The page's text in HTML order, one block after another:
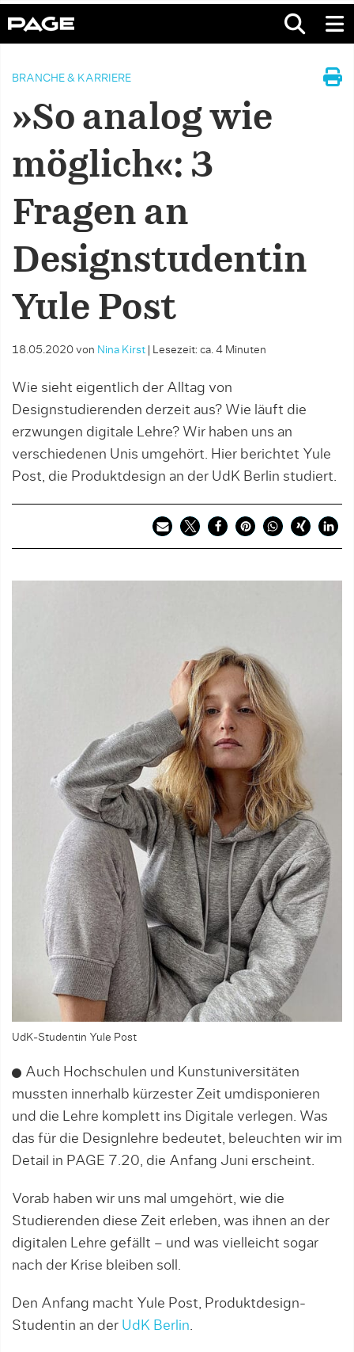
BRANCHE & KARRIERE
»So analog wie
möglich«: 3
Fragen an
Designstudentin
Yule Post
18.05.2020 von Nina Kirst Lesezeit: ca. 4 Minuten
Wie sieht eigentlich der Alltag von
Designstudierenden derzeit aus? Wie läuft die
erzwungen digitale Lehre? Wir haben uns an
verschiedenen Unis umgehört. Hier berichtet Yule
Post, die Produktdesign an der UdK Berlin studiert.
UdK-Studentin Yule Post
Auch Hochschulen und Kunstuniversitäten
mussten innerhalb kürzester Zeit umdisponieren
und die Lehre komplett ins Digitale verlegen. Was
das für die Designlehre bedeutet, beleuchten wir im
Detail in PAGE 7.20, die Anfang Juni erscheint.
Vorab haben wir uns mal umgehört, wie die
Studierenden diese Zeit erleben, was ihnen an der
digitalen Lehre gefällt – und was vielleicht sogar
nach der Krise bleiben soll.
Den Anfang macht Yule Post, Produktdesign-
Studentin an der UdK Berlin.